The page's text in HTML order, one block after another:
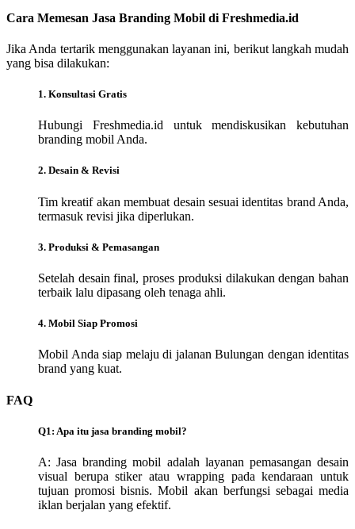
Cara Memesan Jasa Branding Mobil di Freshmedia.id
Jika Anda tertarik menggunakan layanan ini, berikut langkah mudah
yang bisa dilakukan:
1. Konsultasi Gratis
Hubungi Freshmedia.id untuk mendiskusikan kebutuhan
branding mobil Anda.
2. Desain & Revisi
Tim kreatif akan membuat desain sesuai identitas brand Anda,
termasuk revisi jika diperlukan.
3. Produksi & Pemasangan
Setelah desain final, proses produksi dilakukan dengan bahan
terbaik lalu dipasang oleh tenaga ahli.
4. Mobil Siap Promosi
Mobil Anda siap melaju di jalanan Bulungan dengan identitas
brand yang kuat.
FAQ
Q1: Apa itu jasa branding mobil?
A: Jasa branding mobil adalah layanan pemasangan desain
visual berupa stiker atau wrapping pada kendaraan untuk
tujuan promosi bisnis. Mobil akan berfungsi sebagai media
iklan berjalan yang efektif.